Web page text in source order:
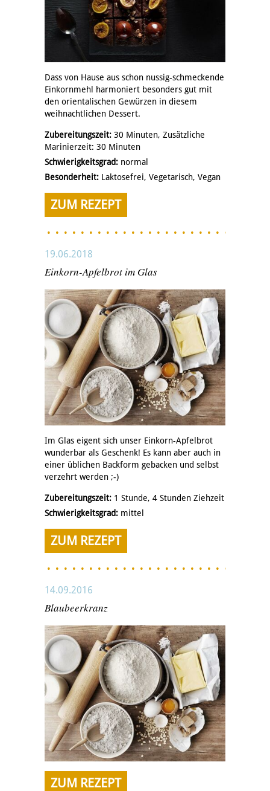
Dass von Hause aus schon nussig-schmeckende
Einkornmehl harmoniert besonders gut mit
den orientalischen Gewürzen in diesem
weihnachtlichen Dessert.
Zubereitungszeit: 30 Minuten, Zusätzliche
Marinierzeit: 30 Minuten
Schwierigkeitsgrad: normal
Besonderheit: Laktosefrei, Vegetarisch, Vegan
ZUM REZEPT
19.06.2018
Einkorn-Apfelbrot im Glas
Im Glas eigent sich unser Einkorn-Apfelbrot
wunderbar als Geschenk! Es kann aber auch in
einer üblichen Backform gebacken und selbst
verzehrt werden ;-)
Zubereitungszeit: 1 Stunde, 4 Stunden Ziehzeit
Schwierigkeitsgrad: mittel
ZUM REZEPT
14.09.2016
Blaubeerkranz
ZUM REZEPT